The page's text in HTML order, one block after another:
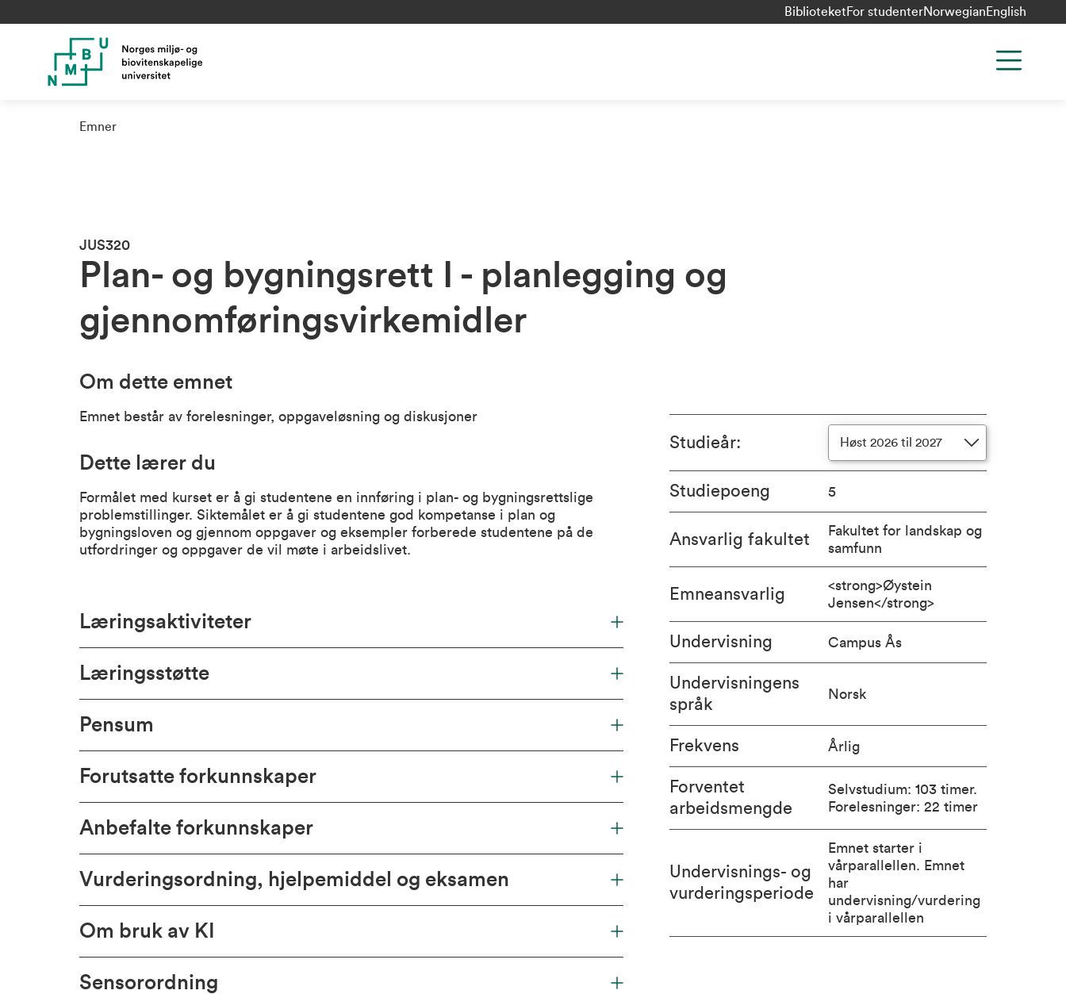
Biblioteket For studenterNorwegian English
Emner
JUS320
Plan- og bygningsrett I - planlegging og
gjennomføringsvirkemidler
Om dette emnet
Emnet består av forelesninger, oppgaveløsning og diskusjoner
Dette lærer du
Formålet med kurset er å gi studentene en innføring i plan- og bygningsrettslige
problemstillinger. Siktemålet er å gi studentene god kompetanse i plan og
bygningsloven og gjennom oppgaver og eksempler forberede studentene på de
utfordringer og oppgaver de vil møte i arbeidslivet.
Læringsaktiviteter
Læringsstøtte
Pensum
Forutsatte forkunnskaper
Anbefalte forkunnskaper
Vurderingsordning, hjelpemiddel og eksamen
Om bruk av KI
Sensorordning
Studieår: Høst 2026 til 2027
Studiepoeng 5
Ansvarlig fakultet
Fakultet for landskap og
samfunn
Emneansvarlig
<strong>Øystein
Jensen</strong>
Undervisning Campus Ås
Undervisningens
språk
Norsk
Frekvens Årlig
Forventet
arbeidsmengde
Selvstudium: 103 timer.
Forelesninger: 22 timer
Undervisnings- og
vurderingsperiode
Emnet starter i
vårparallellen. Emnet
har
undervisning/vurdering
i vårparallellen